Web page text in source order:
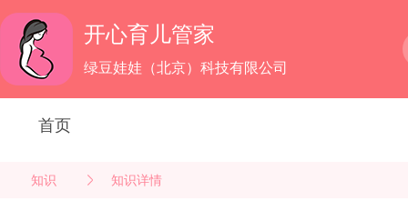
开心育儿管家
绿豆娃娃（北京）科技有限公司
首页
知识 知识详情